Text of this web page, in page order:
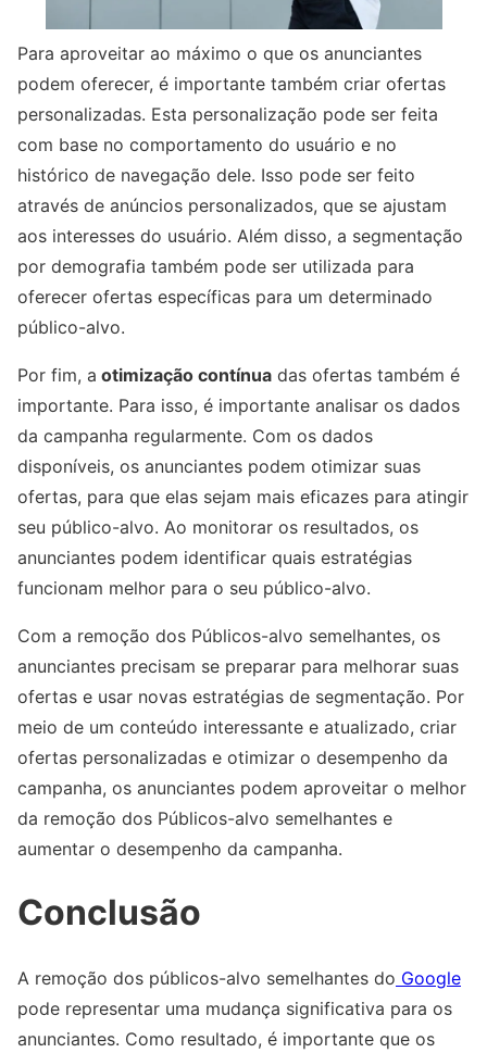
Para aproveitar ao máximo o que os anunciantes
podem oferecer, é importante também criar ofertas
personalizadas. Esta personalização pode ser feita
com base no comportamento do usuário e no
histórico de navegação dele. Isso pode ser feito
através de anúncios personalizados, que se ajustam
aos interesses do usuário. Além disso, a segmentação
por demografia também pode ser utilizada para
oferecer ofertas específicas para um determinado
público-alvo.
Por fim, a otimização contínua das ofertas também é
importante. Para isso, é importante analisar os dados
da campanha regularmente. Com os dados
disponíveis, os anunciantes podem otimizar suas
ofertas, para que elas sejam mais eficazes para atingir
seu público-alvo. Ao monitorar os resultados, os
anunciantes podem identificar quais estratégias
funcionam melhor para o seu público-alvo.
Com a remoção dos Públicos-alvo semelhantes, os
anunciantes precisam se preparar para melhorar suas
ofertas e usar novas estratégias de segmentação. Por
meio de um conteúdo interessante e atualizado, criar
ofertas personalizadas e otimizar o desempenho da
campanha, os anunciantes podem aproveitar o melhor
da remoção dos Públicos-alvo semelhantes e
aumentar o desempenho da campanha.
Conclusão
A remoção dos públicos-alvo semelhantes do Google
pode representar uma mudança significativa para os
anunciantes. Como resultado, é importante que os